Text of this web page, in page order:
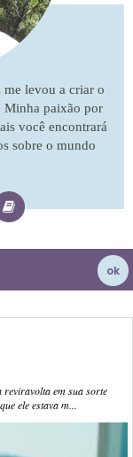
levou a criar o
Minha paixão por
você encontrará
sobre o mundo
em sua sorte
ele estava m...